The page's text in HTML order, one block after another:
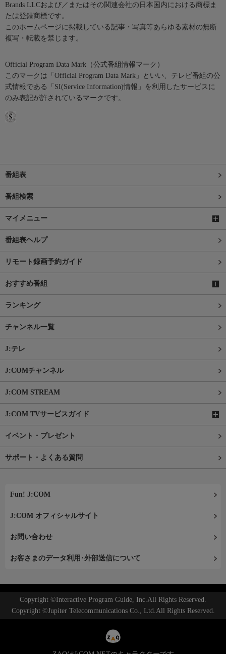
Brands LLCおよび／またはその関連会社の日本国内における商標ま
たは登録商標です。
このホームページに掲載している記事・写真等あらゆる素材の無断
複写・転載を禁じます。
Official Program Data Mark（公式番組情報マーク）
このマークは「Official Program Data Mark」といい、テレビ番組の公
式情報である「SI(Service Information)情報」を利用したサービスに
のみ表記が許されているマークです。
番組表
番組検索
マイメニュー
番組表ヘルプ
リモート録画予約ガイド
おすすめ番組
ランキング
チャンネル一覧
J:テレ
J:COMチャンネル
J:COM STREAM
J:COM TVサービスガイド
イベント・プレゼント
サポート・よくある質問
Fun! J:COM
J:COM オフィシャルサイト
お問い合わせ
お客さまのデータ利用･外部送信について
Copyright ©Interactive Program Guide, Inc.All Rights Reserved.
Copyright ©Jupiter Telecommunications Co., Ltd.All Rights Reserved.